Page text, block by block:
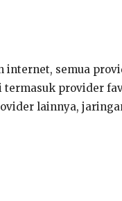
semua
provider
lainnya,